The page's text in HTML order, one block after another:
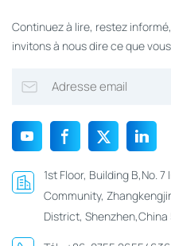
Continuez à lire, restez
invitons à nous dire ce que
1st Floor, Building B,No.
Community,
District, Shenzhen,China